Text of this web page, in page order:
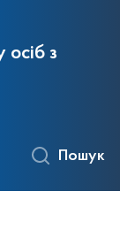
осіб з
Пошук